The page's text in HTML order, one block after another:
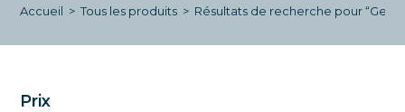
Accueil > Tous les produits > Résultats de recherche pour
Prix